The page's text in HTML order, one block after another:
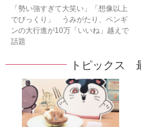
「勢い強すぎて大笑い」「想像以上
でびっくり」 うみがたり、ペンギ
ンの大行進が10万「いいね」越えで
話題
トピックス